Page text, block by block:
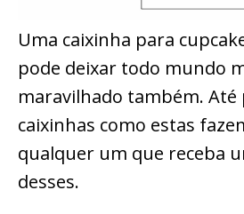
Uma caixinha para
pode deixar todo mundo
maravilhado também. Até
caixinhas como estas
qualquer um que receba
desses.